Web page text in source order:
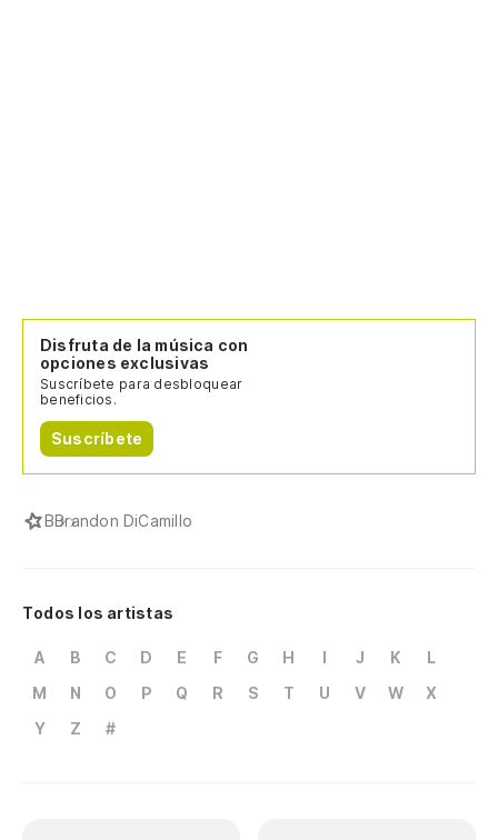
Disfruta de la música con
opciones exclusivas
Suscríbete para desbloquear
beneficios.
Suscríbete
BBrandon DiCamillo
Todos los artistas
A B C D E F G H I J K
L
M
N O P Q R S T U V W
X
Y
Z #